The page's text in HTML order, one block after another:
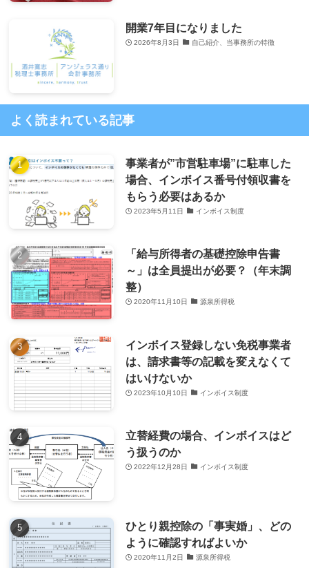
開業7年目になりました
2026年8月3日 自己紹介、当事務所の特徴
よく読まれている記事
事業者が”市営駐車場”に駐車した
場合、インボイス番号付領収書を
もらう必要はあるか
2023年5月11日 インボイス制度
「給与所得者の基礎控除申告書
～」は全員提出が必要？（年末調
整）
2020年11月10日 源泉所得税
インボイス登録しない免税事業者
は、請求書等の記載を変えなくて
はいけないか
2023年10月10日 インボイス制度
立替経費の場合、インボイスはど
う扱うのか
2022年12月28日 インボイス制度
ひとり親控除の「事実婚」、どの
ように確認すればよいか
2020年11月2日 源泉所得税